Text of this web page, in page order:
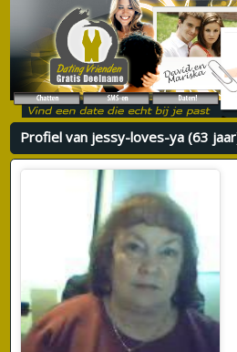
Profiel van jessy-loves-ya (63